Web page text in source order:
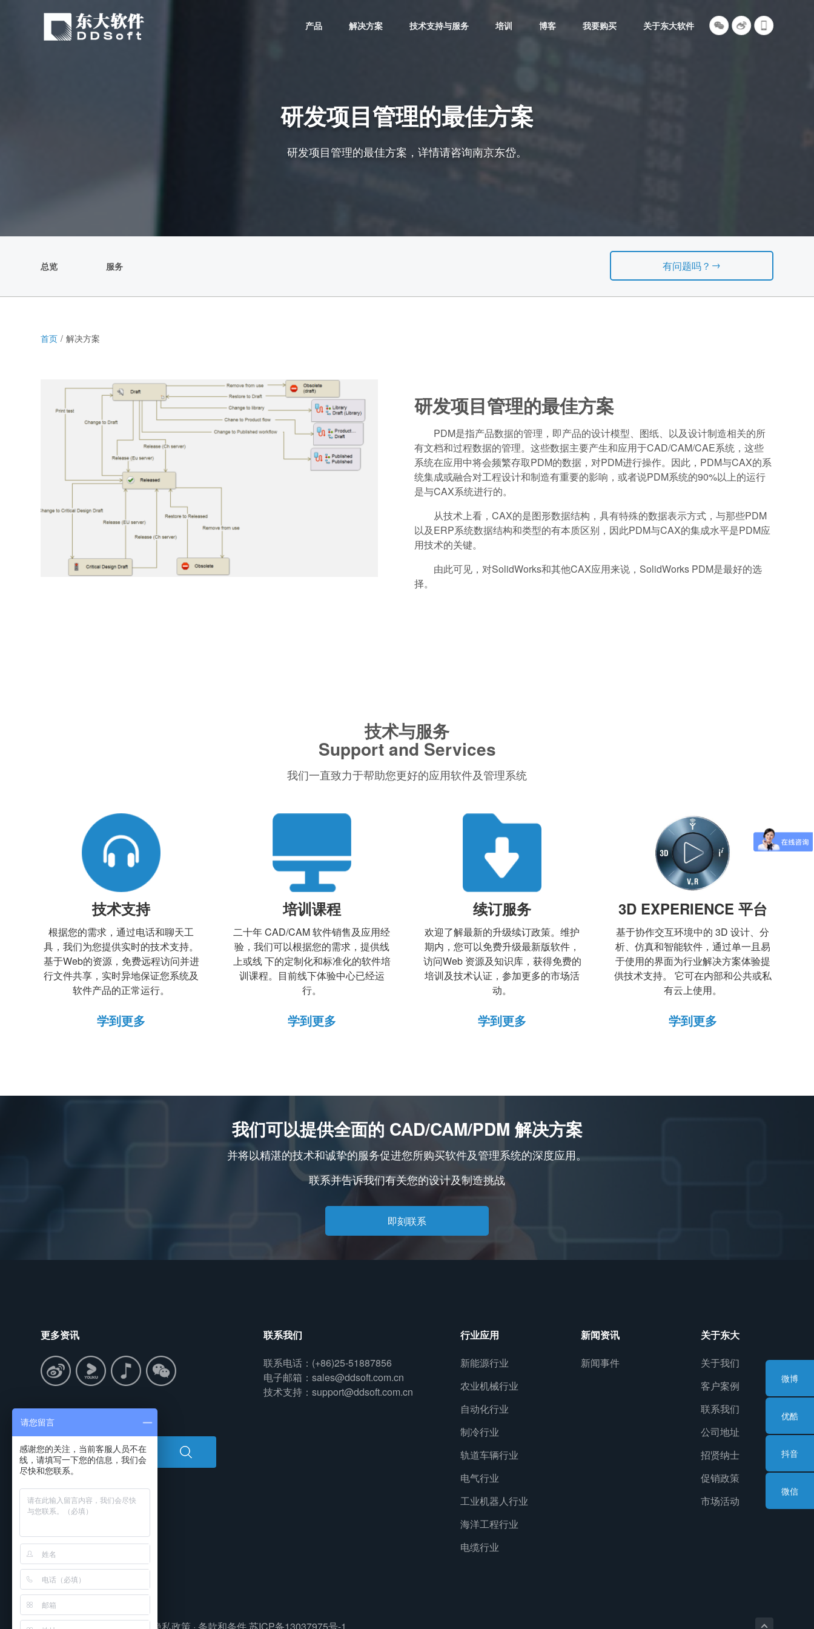
产品 解决方案 技术支持与服务 培训 博客 我要购买 关于东大软件
研发项目管理的最佳方案
研发项目管理的最佳方案，详情请咨询南京东岱。
总览 服务 有问题吗？ →
首页 解决方案
研发项目管理的最佳方案
PDM是指产品数据的管理，即产品的设计模型、图纸、以及设计制造相关的所
有文档和过程数据的管理。这些数据主要产生和应用于CAD/CAM/CAE系统，这些
系统在应用中将会频繁存取PDM的数据，对PDM进行操作。因此，PDM与CAX的系
统集成或融合对工程设计和制造有重要的影响，或者说PDM系统的90%以上的运行
是与CAX系统进行的。
从技术上看，CAX的是图形数据结构，具有特殊的数据表示方式，与那些PDM
以及ERP系统数据结构和类型的有本质区别，因此PDM与CAX的集成水平是PDM应
用技术的关键。
由此可见，对SolidWorks和其他CAX应用来说，SolidWorks PDM是最好的选
择。
技术与服务
Support and Services
我们一直致力于帮助您更好的应用软件及管理系统
技术支持
根据您的需求，通过电话和聊天工
具，我们为您提供实时的技术支持。
基于Web的资源，免费远程访问并进
行文件共享，实时异地保证您系统及
软件产品的正常运行。
学到更多
培训课程
二十年 CAD/CAM 软件销售及应用经
验，我们可以根据您的需求，提供线
上或线 下的定制化和标准化的软件培
训课程。目前线下体验中心已经运
行。
学到更多
续订服务
欢迎了解最新的升级续订政策。维护
期内，您可以免费升级最新版软件，
访问Web 资源及知识库，获得免费的
培训及技术认证，参加更多的市场活
动。
学到更多
3D EXPERIENCE 平台
基于协作交互环境中的 3D 设计、分
析、仿真和智能软件，通过单一且易
于使用的界面为行业解决方案体验提
供技术支持。 它可在内部和公共或私
有云上使用。
学到更多
我们可以提供全面的 CAD/CAM/PDM 解决方案
并将以精湛的技术和诚挚的服务促进您所购买软件及管理系统的深度应用。
联系并告诉我们有关您的设计及制造挑战
即刻联系
微博
优酷
抖音
微信
更多资讯
搜索中心
联系我们
联系电话：(+86)25-51887856
电子邮箱：sales@ddsoft.com.cn
技术支持：support@ddsoft.com.cn
行业应用
新能源行业
农业机械行业
自动化行业
制冷行业
轨道车辆行业
电气行业
工业机器人行业
海洋工程行业
电缆行业
新闻资讯
新闻事件
关于东大
关于我们
客户案例
联系我们
公司地址
招贤纳士
促销政策
市场活动
版权所有©2020·东大软件· 隐私政策 ·条款和条件苏ICP备13037975号-1
请您留言
感谢您的关注，当前客服人员不在
线，请填写一下您的信息，我们会
尽快和您联系。